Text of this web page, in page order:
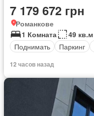
7 179 672 грн
Романкове
1 Комната
49 кв.м
Поднимать
Паркинг
12 часов назад